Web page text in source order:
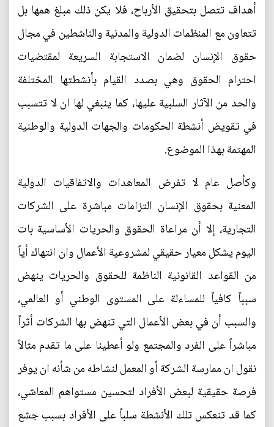
أهداف تتصل بتحقيق الأرباح، فلا يكن ذلك مبلغ همها بل
تتعاون مع المنظمات الدولية والمدنية والناشطين في مجال
حقوق الإنسان لضمان الاستجابة السريعة لمقتضيات
احترام الحقوق وهي بصدد القيام بأنشطتها المختلفة
والحد من الآثار السلبية عليها، كما ينبغي لها ان لا تتسبب
في تقويض أنشطة الحكومات والجهات الدولية والوطنية
المهتمة بهذا الموضوع.
وكأصل عام لا تفرض المعاهدات والاتفاقيات الدولية
المعنية بحقوق الإنسان التزامات مباشرة على الشركات
التجارية، إلا أن مراعاة الحقوق والحريات الأساسية بات
اليوم يشكل معيار حقيقي لمشروعية الأعمال وان انتهاك أياً
من القواعد القانونية الناظمة للحقوق والحريات ينهض
سبباً كافياً للمساءلة على المستوى الوطني أو العالمي،
والسبب أن في بعض الأعمال التي تنهض بها الشركات أثراً
مباشراً على الفرد والمجتمع ولو أعطينا على ما تقدم مثالاً
نقول ان ممارسة الشركة أو المعمل لنشاطه من شأنه ان يوفر
فرصة حقيقية لبعض الأفراد لتحسين مستواهم المعاشي،
كما قد تنعكس تلك الأنشطة سلباً على الأفراد بسبب جشع